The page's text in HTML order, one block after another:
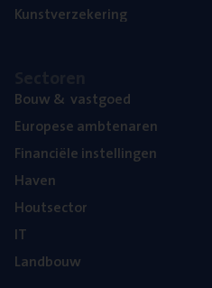
Kunst­ver­ze­ke­ring
Bouw& vastgoed
Euro­pe­se ambtenaren
Finan­ci­ë­le instellingen
Haven
Hout­sec­tor
IT
Land­bouw